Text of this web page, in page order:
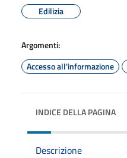
Edilizia
Argomenti:
Accesso all'informazione
INDICE DELLA PAGINA
Descrizione